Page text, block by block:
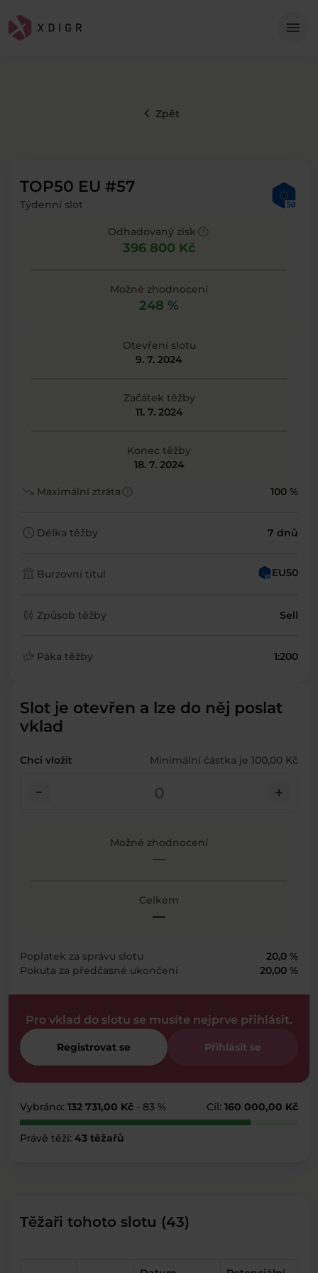
menu
keyboard_arrow_left Zpět
TOP50 EU #57
Týdenní slot
Odhadovaný zisk
396 800 Kč
Možné zhodnocení
248 %
Otevření slotu
9. 7. 2024
Začátek těžby
11. 7. 2024
Konec těžby
18. 7. 2024
trending_down Maximální ztrátahelp 100 %
schedule Délka těžby 7 dnů
account_balance Burzovní titul EU50
candlestick_chart Způsob těžby Sell
finance_mode Páka těžby 1:200
Slot je otevřen a lze do něj poslat
vklad
Chci vložit Minimální částka je 100,00 Kč
check_indeterminate_small add
Možné zhodnocení
—
Celkem
—
Poplatek za správu slotu
20,0 %
Pokuta za předčasné ukončení
20,00 %
Pro vklad do slotu se musíte nejprve přihlásit.
Registrovat se Přihlásit se
Vybráno: 132 731,00 Kč - 83 % Cíl: 160 000,00 Kč
Právě těží: 43 těžařů
Těžaři tohoto slotu (43)